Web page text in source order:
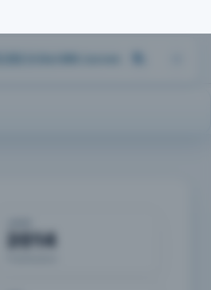
2014